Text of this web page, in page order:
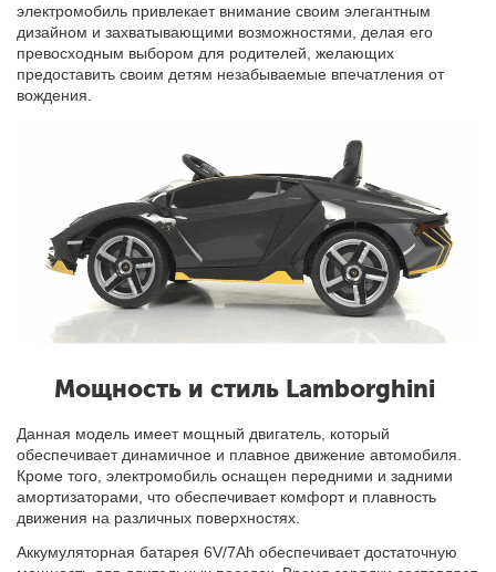
электромобиль привлекает внимание своим элегантным
дизайном и захватывающими возможностями, делая его
превосходным выбором для родителей, желающих
предоставить своим детям незабываемые впечатления от
вождения.
Мощность и стиль Lamborghini
Данная модель имеет мощный двигатель, который
обеспечивает динамичное и плавное движение автомобиля.
Кроме того, электромобиль оснащен передними и задними
амортизаторами, что обеспечивает комфорт и плавность
движения на различных поверхностях.
Аккумуляторная батарея 6V/7Ah обеспечивает достаточную